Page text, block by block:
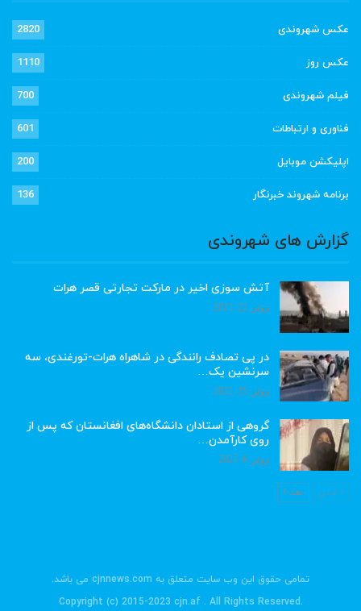
عکس شهروندی 2820
عکس روز 1110
فیلم شهروندی 700
فناوری و ارتباطات 601
اپلیکشن موبایل 200
برنامه شهروند خبرنگار 136
گزارش های شهروندی
آتش سوزی اخیر در مارکت تجارتی قصر هرات
ژوئن 22, 2023
در پی تصادف رانندگی در شاهراه هرات-تورغندی، سه
سرنشین یک…
ژوئن 15, 2023
گروهی از استادان دانشگاه‌های افغانستان که پس از
روی کارآمدن…
ژوئن 6, 2023
قبلی بعد
تمامی حقوق این وب سایت متعلق به cjnnews.com می باشد.
.Copyright (c) 2015-2023 cjn.af . All Rights Reserved